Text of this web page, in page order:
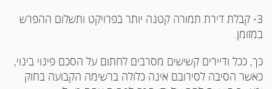
3- קבלת דירת תמורה קטנה יותר בפרויקט ותשלום ההפרש
במזומן.
כך, ככל ודיירים קשישים מסרבים לחתום על הסכם פינוי בינוי,
כאשר הסיבה לסירובם אינה כלולה ברשימה הקבועה בחוק